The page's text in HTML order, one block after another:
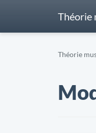
Théorie
Théorie